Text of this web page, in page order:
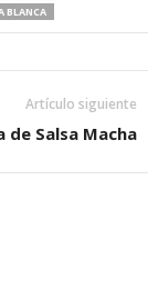
BLANCA
Artículo siguiente
de Salsa Macha